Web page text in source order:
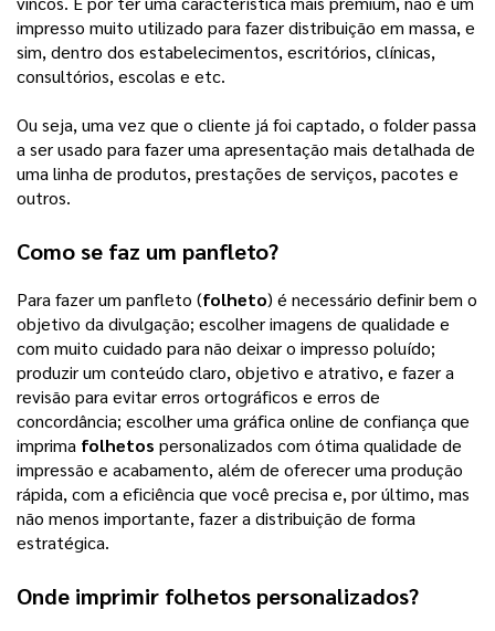
impresso muito utilizado para fazer distribuição em massa, e
sim, dentro dos estabelecimentos, escritórios, clínicas,
consultórios, escolas e etc.
Ou seja, uma vez que o cliente já foi captado, o folder passa
a ser usado para fazer uma apresentação mais detalhada de
uma linha de produtos, prestações de serviços, pacotes e
outros.
Como se faz um panfleto?
Para fazer um panfleto (folheto) é necessário definir bem o
objetivo da divulgação; escolher imagens de qualidade e
com muito cuidado para não deixar o impresso poluído;
produzir um conteúdo claro, objetivo e atrativo, e fazer a
revisão para evitar erros ortográficos e erros de
concordância; escolher uma gráfica online de confiança que
imprima folhetos personalizados com ótima qualidade de
impressão e acabamento, além de oferecer uma produção
rápida, com a eficiência que você precisa e, por último, mas
não menos importante, fazer a distribuição de forma
estratégica.
Onde imprimir folhetos personalizados?